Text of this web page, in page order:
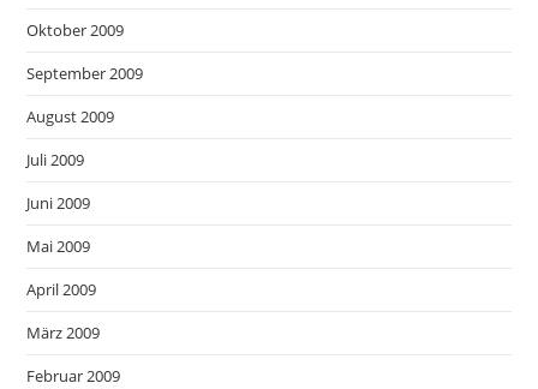
Oktober 2009
September 2009
August 2009
Juli 2009
Juni 2009
Mai 2009
April 2009
März 2009
Februar 2009